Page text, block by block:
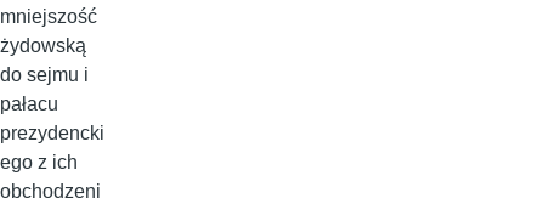
mniejszość
żydowską
do sejmu i
pałacu
prezydencki
ego z ich
obchodzeni